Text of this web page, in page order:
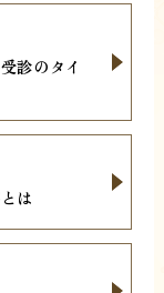
診のタイ
は